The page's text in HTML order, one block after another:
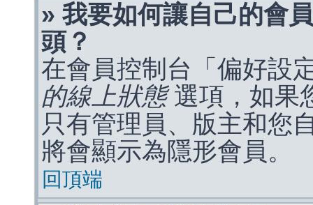
» 我要如何讓自己的會
頭？
在會員控制台「偏好設
的線上狀態選項，如果
只有管理員、版主和您
將會顯示為隱形會員。
回頂端